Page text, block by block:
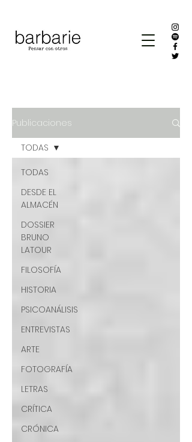
Publicaciones
TODAS
DESDE EL
ALMACÉN
DOSSIER
BRUNO
LATOUR
FILOSOFÍA
HISTORIA
PSICOANÁLISIS
ENTREVISTAS
ARTE
FOTOGRAFÍA
LETRAS
CRÍTICA
CRÓNICA
TODAS